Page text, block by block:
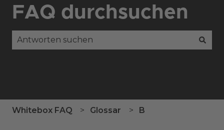
FAQ durchsuchen
Whitebox FAQ Glossar B